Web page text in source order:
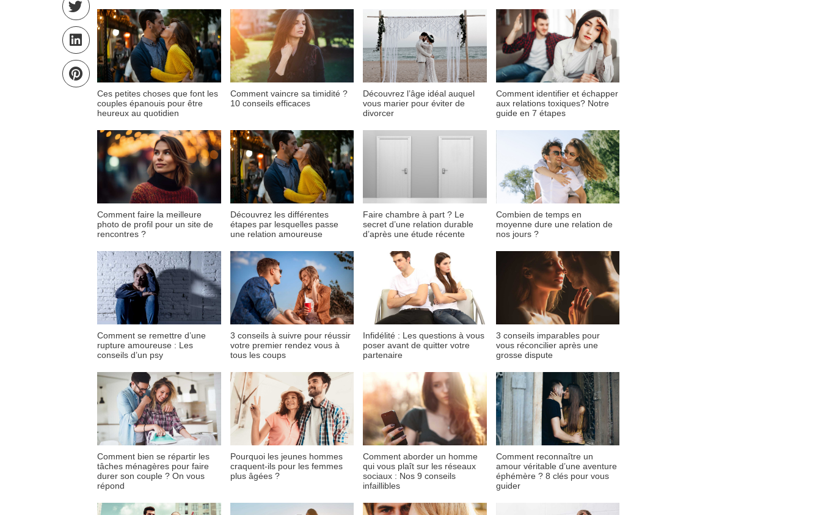
Ces petites choses que font les
couples épanouis pour être
heureux au quotidien
Comment vaincre sa timidité ?
10 conseils efficaces
Découvrez l’âge idéal auquel
vous marier pour éviter de
divorcer
Comment identifier et échapper
aux relations toxiques? Notre
guide en 7 étapes
Comment faire la meilleure
photo de profil pour un site de
rencontres ?
Découvrez les différentes
étapes par lesquelles passe
une relation amoureuse
Faire chambre à part ? Le
secret d’une relation durable
d’après une étude récente
Combien de temps en
moyenne dure une relation de
nos jours ?
Comment se remettre d’une
rupture amoureuse : Les
conseils d’un psy
3 conseils à suivre pour réussir
votre premier rendez vous à
tous les coups
Infidélité : Les questions à vous
poser avant de quitter votre
partenaire
3 conseils imparables pour
vous réconcilier après une
grosse dispute
Comment bien se répartir les
tâches ménagères pour faire
durer son couple ? On vous
répond
Pourquoi les jeunes hommes
craquent-ils pour les femmes
plus âgées ?
Comment aborder un homme
qui vous plaît sur les réseaux
sociaux : Nos 9 conseils
infaillibles
Comment reconnaître un
amour véritable d’une aventure
éphémère ? 8 clés pour vous
guider